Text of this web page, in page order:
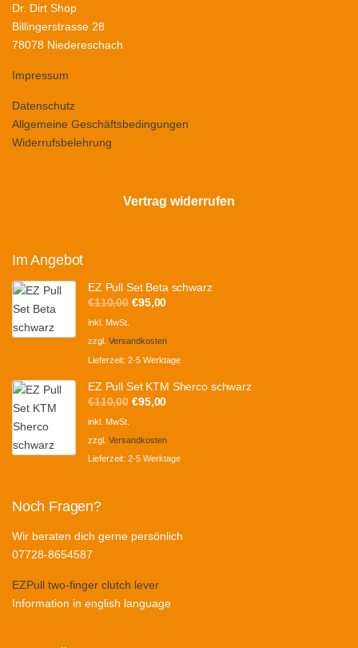
Dr. Dirt Shop
Billingerstrasse 28
78078 Niedereschach
Impressum
Datenschutz
Allgemeine Geschäftsbedingungen
Widerrufsbelehrung
Vertrag widerrufen
Im Angebot
EZ Pull Set Beta schwarz
€110,00 Ursprünglicher
war:
€110,00
€95,00Aktueller
ist:
€95,00.
inkl. MwSt.
zzgl. Versandkosten
Lieferzeit: 2-5 Werktage
EZ Pull Set KTM Sherco schwarz
€110,00 Ursprünglicher
war:
€110,00
€95,00Aktueller
ist:
€95,00.
inkl. MwSt.
zzgl. Versandkosten
Lieferzeit: 2-5 Werktage
Noch Fragen?
Wir beraten dich gerne persönlich
07728-8654587
EZPull two-finger clutch lever
Information in english language